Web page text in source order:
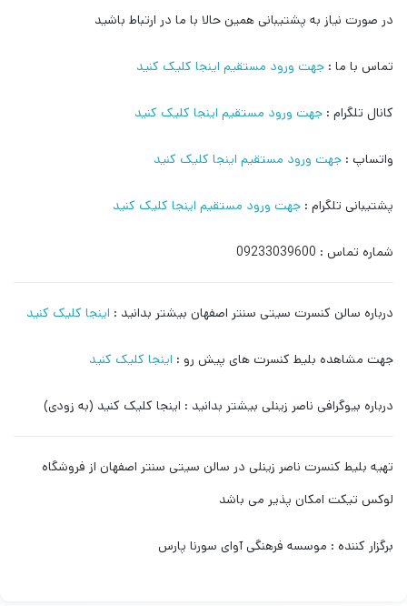
در صورت نیاز به پشتیبانی همین حالا با ما در ارتباط باشید
تماس با ما : جهت ورود مستقیم اینجا کلیک کنید
کانال تلگرام : جهت ورود مستقیم اینجا کلیک کنید
واتساپ : جهت ورود مستقیم اینجا کلیک کنید
پشتیبانی تلگرام : جهت ورود مستقیم اینجا کلیک کنید
شماره تماس : 09233039600
درباره سالن کنسرت سیتی سنتر اصفهان بیشتر بدانید : اینجا کلیک کنید
جهت مشاهده بلیط کنسرت های پیش رو : اینجا کلیک کنید
درباره بیوگرافی ناصر زینلی بیشتر بدانید : اینجا کلیک کنید (به زودی)
تهیه بلیط کنسرت ناصر زینلی در سالن سیتی سنتر اصفهان از فروشگاه
لوکس تیکت امکان پذیر می باشد
برگزار کننده : موسسه فرهنگی آوای سورنا پارس